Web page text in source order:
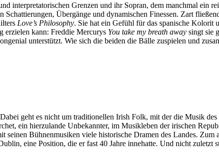
interpretatorischen Grenzen und ihr Sopran, dem manchmal ein
Übergänge und dynamischen Finessen. Zart
Love’s Philosophy. Sie hat ein Gefühl für das spanische Kolorit
erzielen kann: Freddie Mercurys You take my breath away singt sie
unterstützt. Wie sich die beiden die Bälle zuspielen und
geht es nicht um traditionellen Irish Folk, mit der die Musik des
ein hierzulande Unbekannter, im Musikleben der irischen
Bühnenmusiken viele historische Dramen des Landes. Zum
eine Position, die er fast 40 Jahre innehatte. Und nicht zuletzt